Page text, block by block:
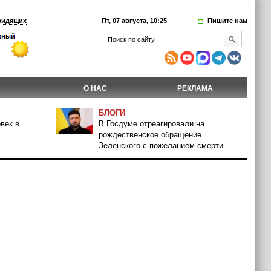
Пт, 07 августа, 10:25 Пишите нам
О НАС РЕКЛАМА
в
БЛОГИ
В Госдуме отреагировали на
рождественское обращение
Зеленского с пожеланием смерти